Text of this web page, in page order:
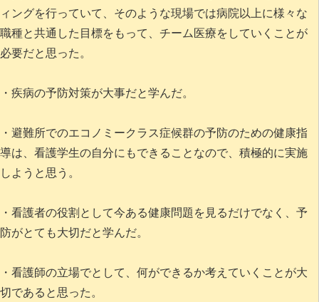
ィングを行っていて、そのような現場では病院以上に様々な
職種と共通した目標をもって、チーム医療をしていくことが
必要だと思った。
・疾病の予防対策が大事だと学んだ。
・避難所でのエコノミークラス症候群の予防のための健康指
導は、看護学生の自分にもできることなので、積極的に実施
しようと思う。
・看護者の役割として今ある健康問題を見るだけでなく、予
防がとても大切だと学んだ。
・看護師の立場でとして、何ができるか考えていくことが大
切であると思った。